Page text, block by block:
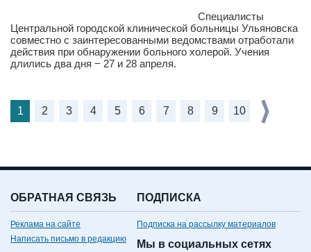
Специалисты
Центральной городской клинической больницы Ульяновска
совместно с заинтересованными ведомствами отработали
действия при обнаружении больного холерой. Учения
длились два дня − 27 и 28 апреля.
1 2 3 4 5 6 7 8 9 10
ОБРАТНАЯ СВЯЗЬ
Реклама на сайте
Написать письмо в редакцию
ПОДПИСКА
Подписка на рассылку материалов
Мы в социальных сетях